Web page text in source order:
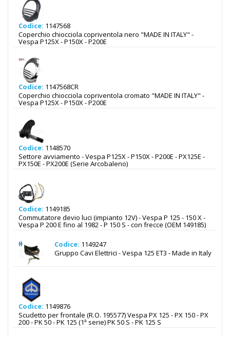
Codice: 1147568
Coperchio chiocciola copriventola nero "MADE IN ITALY" -
Vespa P125X - P150X - P200E
Codice: 1147568CR
Coperchio chiocciola copriventola cromato "MADE IN ITALY" -
Vespa P125X - P150X - P200E
Codice: 1148570
Settore avviamento - Vespa P125X - P150X - P200E - PX125E -
PX150E - PX200E (Serie Arcobaleno)
Codice: 1149185
Commutatore devio luci (impianto 12V) - Vespa P 125 - 150 X -
Vespa P 200 E fino al 1982 - P 150 S - con frecce (OEM 149185)
Codice: 1149247
Gruppo Cavi Elettrici - Vespa 125 ET3 - Made in Italy
Codice: 1149876
Scudetto per frontale (R.O. 195577) Vespa PX 125 - PX 150 - PX
200 - PK 50 - PK 125 (1ª serie) PK 50 S - PK 125 S